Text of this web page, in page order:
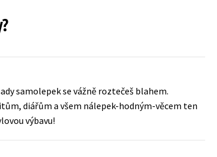
a kultura
a pedagogika
adult
adult (SK)
samolepek se vážně roztečeš blahem.
diářům a všem nálepek-hodným-věcem ten
výbavu!